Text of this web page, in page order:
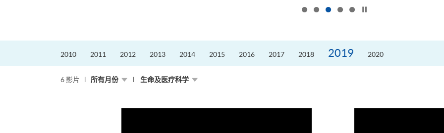
2010 2011 2012 2013 2014 2015 2016 2017 2018 2019 2020
6 影片 所有月份 生命及医疗科学